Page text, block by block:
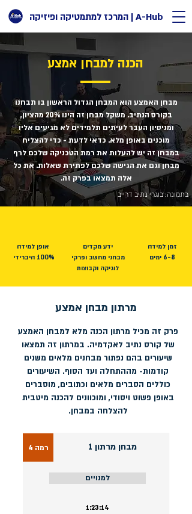
A-Hub | המרכז למתמטיקה ופיזיקה
הכנה למבחן אמצע
מבחן האמצע הוא המבחן הגדול הראשון בו תבחנו
בקורס הנתיב. משקל מבחן זה הינו 20% מהציון,
ומניסיון העבר לעיתים תלמידים לא מגיעים אליו
מוכנים באופן מלא. כדאי לדעת - כדי להצליח
במבחן זה יש להעלות את רמת הטכניקה שלכם לרף
מבחן וגם את הגישה שלכם לפתירת שאלות. את כל
אלה תמצאו בפרק זה.
בתמונה: בוגרי נתיב דרייב
אופן למידה
100% היברידי
ידע​ מקדים
מבחני מחשב ופרקי
לוגיקה וקבוצות
זמן למידה
6-8 ימים
מרתון מבחן אמצע
פרק זה מכיל מרתון הכנה מלא למבחן האמצע
של קורס נתיב לאקדמיה. במרתון זה תמצאו
שיעורים בהם נפתור מבחנים מלאים משנים
קודמות- מההתחלה ועד הסוף. השיעורים
כוללים הסברים מלאים וכתובים, מוסברים
באופן פשוט ויסודי, ומוכוונים להכנה מיטבית
להצלחה במבחן.
מבחן מרתון 1
למנויים
רמה 4
1:23:14